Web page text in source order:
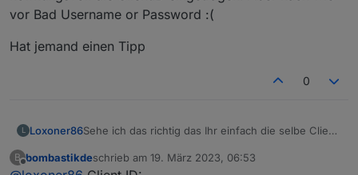
vor Bad Username or Password :(
Hat jemand einen Tipp
0
L Loxoner86Sehe ich das richtig das Ihr einfach die selbe Client
App Nuzt und per Script ausgelesen wird ?
Bei mir lief alles bis vor ein paar Tagen. Habe
B
Offline
bombastikdeschrieb am 19. März 2023, 06:53
zuletzt editiert von